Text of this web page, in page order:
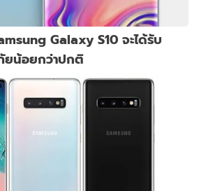
Galaxy S10 จะได้รับ
ยน้อยกว่าปกติ